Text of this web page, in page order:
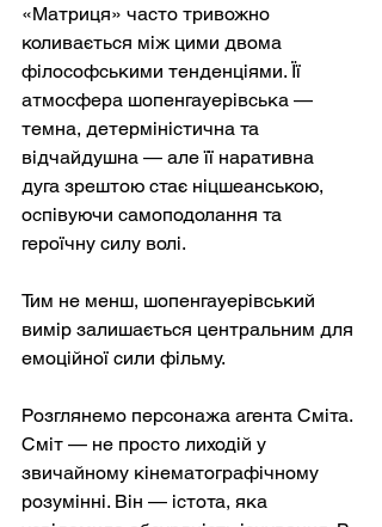
«Матриця» часто тривожно
коливається між цими двома
філософськими тенденціями. Її
атмосфера шопенгауерівська —
темна, детерміністична та
відчайдушна — але її наративна
дуга зрештою стає ніцшеанською,
оспівуючи самоподолання та
героїчну силу волі.
Тим не менш, шопенгауерівський
вимір залишається центральним для
емоційної сили фільму.
Розглянемо персонажа агента Сміта.
Сміт — не просто лиходій у
звичайному кінематографічному
розумінні. Він — істота, яка